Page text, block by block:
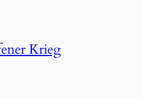
Krieg